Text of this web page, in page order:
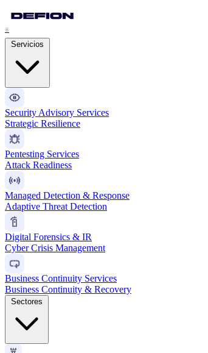
®
Security Advisory Services
Strategic Resilience
Pentesting Services
Attack Readiness
Managed Detection & Response
Adaptive Threat Detection
Digital Forensics & IR
Cyber Crisis Management
Business Continuity Services
Business Continuity & Recovery